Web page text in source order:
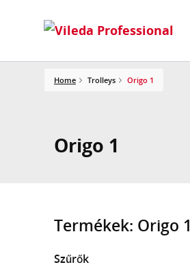
Home Trolleys Origo 1
Origo 1
Termékek: Origo 1
Szűrők